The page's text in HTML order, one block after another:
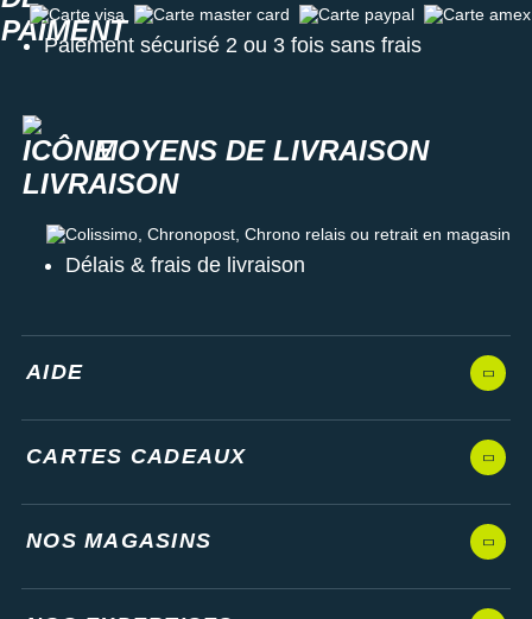
Carte visa Carte master card Carte paypal Carte amex
Paiement sécurisé 2 ou 3 fois sans frais
MOYENS DE LIVRAISON
Colissimo, Chronopost, Chrono relais ou retrait en magasin
Délais & frais de livraison
AIDE
CARTES CADEAUX
NOS MAGASINS